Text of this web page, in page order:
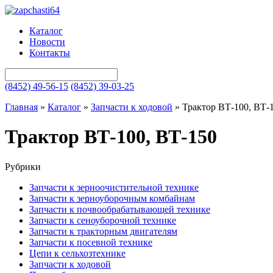
Каталог
Новости
Контакты
(8452) 49-56-15 (8452) 39-03-25
Главная » Каталог » Запчасти к ходовой » Трактор ВТ-100, ВТ-
Трактор ВТ-100, ВТ-150
Рубрики
Запчасти к зерноочистительной технике
Запчасти к зерноуборочным комбайнам
Запчасти к почвообрабатывающей технике
Запчасти к сеноуборочной технике
Запчасти к тракторным двигателям
Запчасти к посевной технике
Цепи к сельхозтехнике
Запчасти к ходовой